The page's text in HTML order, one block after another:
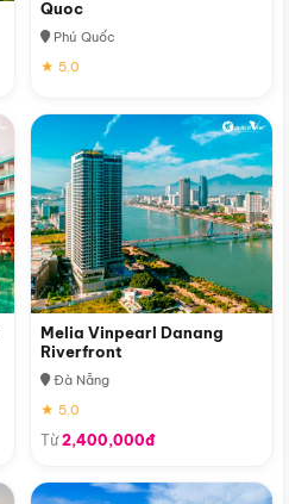
Quoc
Phú Quốc
★ 5.0
Melia Vinpearl Danang
Riverfront
Đà Nẵng
★ 5.0
Từ2,400,000đ